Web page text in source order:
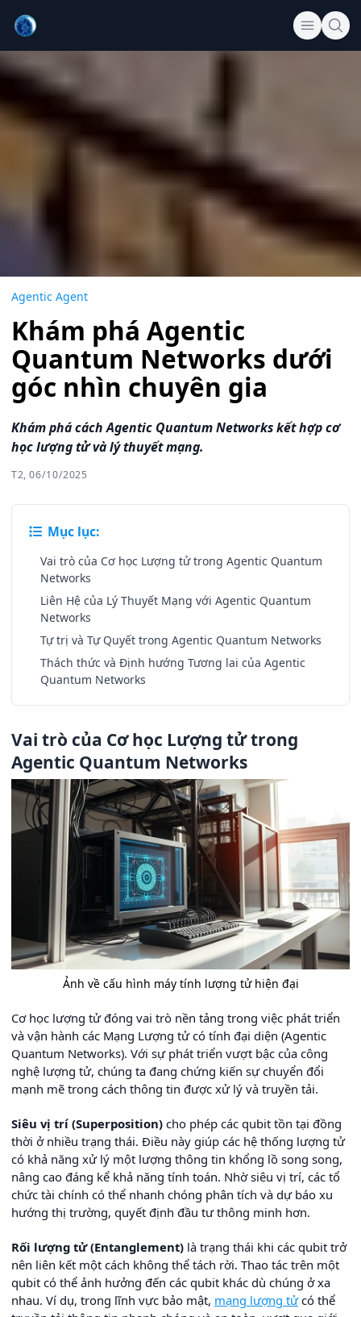
Agentic Agent
Khám phá Agentic
Quantum Networks dưới
góc nhìn chuyên gia
Khám phá cách Agentic Quantum Networks kết hợp cơ
học lượng tử và lý thuyết mạng.
T2, 06/10/2025
Mục lục:
Vai trò của Cơ học Lượng tử trong Agentic Quantum
Networks
Liên Hệ của Lý Thuyết Mạng với Agentic Quantum
Networks
Tự trị và Tự Quyết trong Agentic Quantum Networks
Thách thức và Định hướng Tương lai của Agentic
Quantum Networks
Vai trò của Cơ học Lượng tử trong
Agentic Quantum Networks
Ảnh về cấu hình máy tính lượng tử hiện đại
Cơ học lượng tử đóng vai trò nền tảng trong việc phát triển
và vận hành các Mạng Lượng tử có tính đại diện (Agentic
Quantum Networks). Với sự phát triển vượt bậc của công
nghệ lượng tử, chúng ta đang chứng kiến sự chuyển đổi
mạnh mẽ trong cách thông tin được xử lý và truyền tải.
Siêu vị trí (Superposition) cho phép các qubit tồn tại đồng
thời ở nhiều trạng thái. Điều này giúp các hệ thống lượng tử
có khả năng xử lý một lượng thông tin khổng lồ song song,
nâng cao đáng kể khả năng tính toán. Nhờ siêu vị trí, các tổ
chức tài chính có thể nhanh chóng phân tích và dự báo xu
hướng thị trường, quyết định đầu tư thông minh hơn.
Rối lượng tử (Entanglement) là trạng thái khi các qubit trở
nên liên kết một cách không thể tách rời. Thao tác trên một
qubit có thể ảnh hưởng đến các qubit khác dù chúng ở xa
nhau. Ví dụ, trong lĩnh vực bảo mật, mạng lượng tửcó thể